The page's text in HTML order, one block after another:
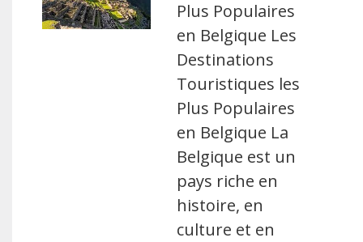
Plus Populaires
en Belgique Les
Destinations
Touristiques les
Plus Populaires
en Belgique La
Belgique est un
pays riche en
histoire, en
culture et en